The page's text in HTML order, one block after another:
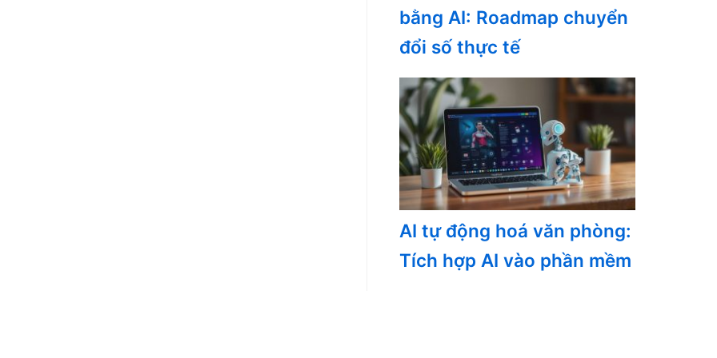
bằng AI: Roadmap chuyển
đổi số thực tế
AI tự động hoá văn phòng:
Tích hợp AI vào phần mềm